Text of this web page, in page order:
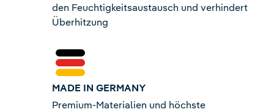
den Feuchtigkeitsaustausch und verhindert
Überhitzung
MADE IN GERMANY
Premium-Materialien und höchste